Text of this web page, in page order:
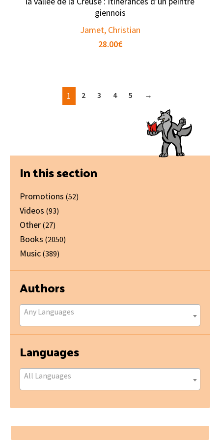
giennois
Jamet, Christian
28.00€
1 2 3 4 5 →
Primary
Sidebar
In this section
Promotions (52)
Videos (93)
Other (27)
Books (2050)
Music (389)
Authors
Any Languages
Languages
All Languages
Footer